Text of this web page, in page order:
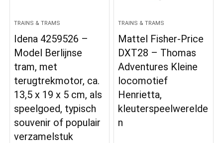
TRAINS & TRAMS
Idena 4259526 –
Model Berlijnse
tram, met
terugtrekmotor, ca.
13,5 x 19 x 5 cm, als
speelgoed, typisch
souvenir of populair
verzamelstuk
TRAINS & TRAMS
Mattel Fisher-Price
DXT28 – Thomas
Adventures Kleine
locomotief
Henrietta,
kleuterspeelwerelde
n